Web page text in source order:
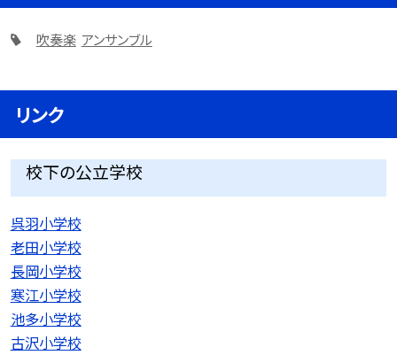
吹奏楽 アンサンブル
リンク
校下の公立学校
呉羽小学校
老田小学校
長岡小学校
寒江小学校
池多小学校
古沢小学校